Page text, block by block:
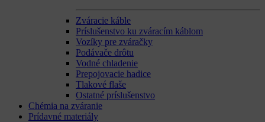
Zváracie káble
Príslušenstvo ku zváracím káblom
Vozíky pre zváračky
Podávače drôtu
Vodné chladenie
Prepojovacie hadice
Tlakové flaše
Ostatné príslušenstvo
Chémia na zváranie
Prídavné materiály